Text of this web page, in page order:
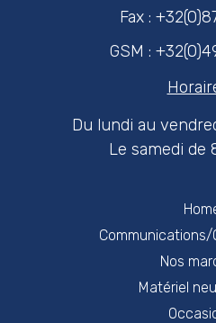
Communications/
Nos
Matériel
Fax :
GSM :
Du lundi au
Le samedi de